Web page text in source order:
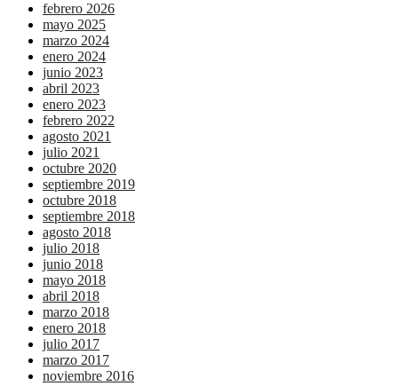
febrero 2026
mayo 2025
marzo 2024
enero 2024
junio 2023
abril 2023
enero 2023
febrero 2022
agosto 2021
julio 2021
octubre 2020
septiembre 2019
octubre 2018
septiembre 2018
agosto 2018
julio 2018
junio 2018
mayo 2018
abril 2018
marzo 2018
enero 2018
julio 2017
marzo 2017
noviembre 2016